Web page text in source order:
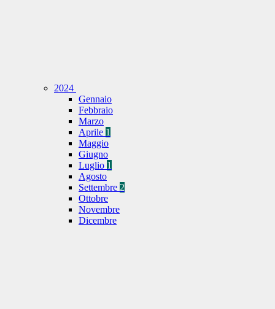
2024
Gennaio
Febbraio
Marzo
Aprile 1
Maggio
Giugno
Luglio 1
Agosto
Settembre 2
Ottobre
Novembre
Dicembre